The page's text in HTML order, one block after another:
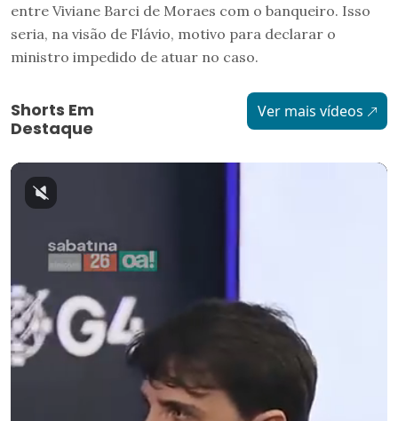
entre Viviane Barci de Moraes com o banqueiro. Isso
seria, na visão de Flávio, motivo para declarar o
ministro impedido de atuar no caso.
Shorts Em
Destaque
Ver mais vídeos